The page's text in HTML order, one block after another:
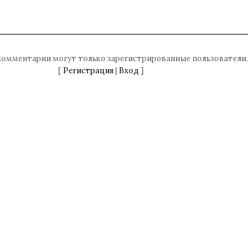
могут только зарегистрированные пользователи.
[ Регистрация| Вход ]